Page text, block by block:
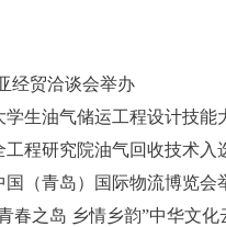
经贸洽谈会举办
国（青岛）国际物流博览会
春之岛 乡情乡韵”中华文化